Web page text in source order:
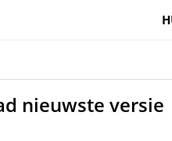
nieuwste versie